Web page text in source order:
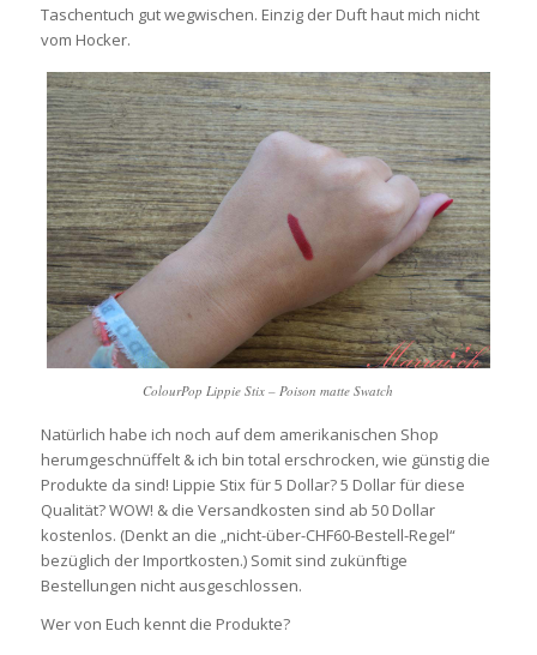
Taschentuch gut wegwischen. Einzig der Duft haut mich nicht
vom Hocker.
ColourPop Lippie Stix – Poison matte Swatch
Natürlich habe ich noch auf dem amerikanischen Shop
herumgeschnüffelt & ich bin total erschrocken, wie günstig die
Produkte da sind! Lippie Stix für 5 Dollar? 5 Dollar für diese
Qualität? WOW! & die Versandkosten sind ab 50 Dollar
kostenlos. (Denkt an die „nicht-über-CHF60-Bestell-Regel“
bezüglich der Importkosten.) Somit sind zukünftige
Bestellungen nicht ausgeschlossen.
Wer von Euch kennt die Produkte?